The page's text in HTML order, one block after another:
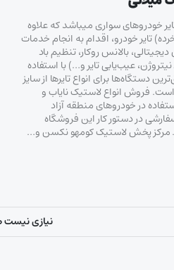
خودروهای سواری میباشد که علاوه
تایر خودرو، اقدام به انجام خدمات
بالانس روکار، تنظیم باد
عیب‌یابی تایر و…) با استفاده
دستگاه‌ها برای انواع تایرها از سایز
۲۱ نموده است. فروش انواع لاستیک‌ نایاب و
در خودروهای منطقه آزاد
در دستور کار این فروشگاه
مرکز پخش لاستیک کومهو نکسن و…
نیازی نیست